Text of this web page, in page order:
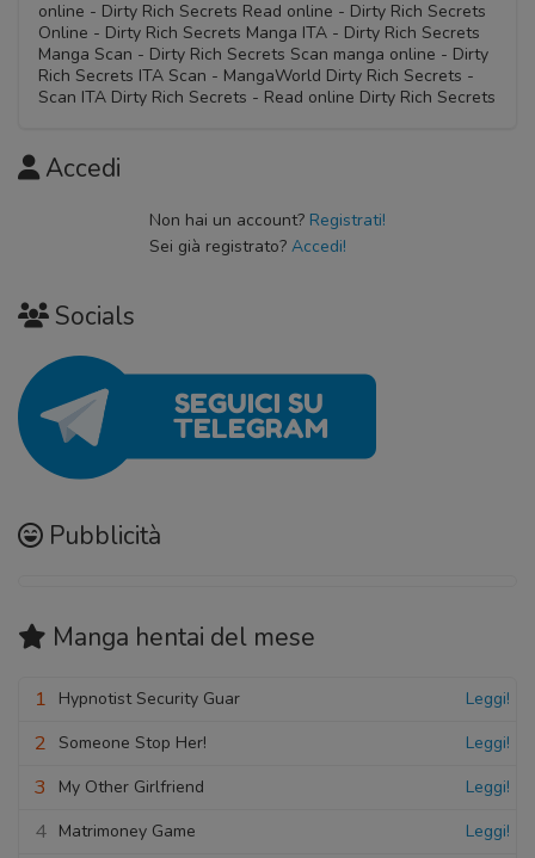
online - Dirty Rich Secrets Read online - Dirty Rich Secrets
Online - Dirty Rich Secrets Manga ITA - Dirty Rich Secrets
Manga Scan - Dirty Rich Secrets Scan manga online - Dirty
Rich Secrets ITA Scan - MangaWorld Dirty Rich Secrets -
Scan ITA Dirty Rich Secrets - Read online Dirty Rich Secrets
Accedi
Non hai un account? Registrati!
Sei già registrato? Accedi!
Socials
Pubblicità
Manga hentai del mese
1 Hypnotist Security Guar Leggi!
2 Someone Stop Her! Leggi!
3 My Other Girlfriend Leggi!
4 Matrimoney Game Leggi!